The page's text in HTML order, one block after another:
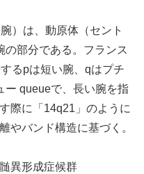
）は、動原体（セント
の部分である。フランス
るpは短い腕、qはプチ
ー queueで、長い腕を指
際に「14q21」のように
やバンド構造に基づく。
異形成症候群